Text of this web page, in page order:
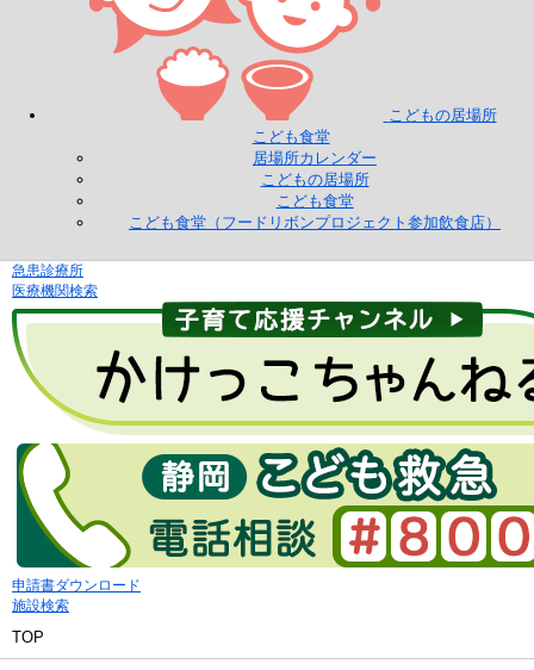
こどもの居場所
こども食堂
居場所カレンダー
こどもの居場所
こども食堂
こども食堂（フードリボンプロジェクト参加飲食店）
急患診療所
医療機関検索
申請書ダウンロード
施設検索
TOP